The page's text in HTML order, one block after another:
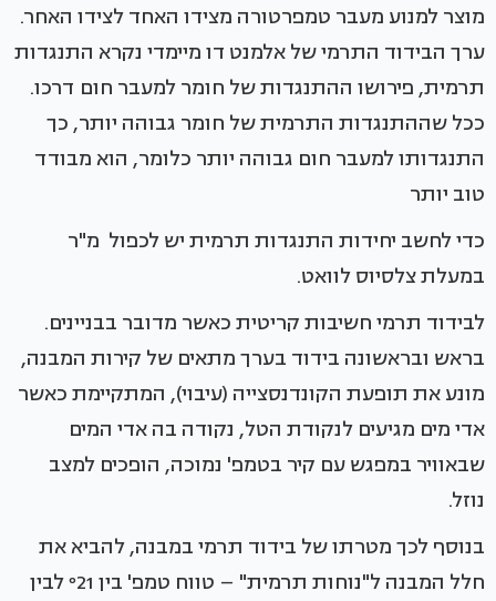
מוצר למנוע מעבר טמפרטורה מצידו האחד לצידו האחר.
ערך הבידוד התרמי של אלמנט דו מיימדי נקרא התנגדות
תרמית, פירושו ההתנגדות של חומר למעבר חום דרכו.
ככל שההתנגדות התרמית של חומר גבוהה יותר, כך
התנגדותו למעבר חום גבוהה יותר כלומר, הוא מבודד
טוב יותר
כדי לחשב יחידות התנגדות תרמית יש לכפול מ"ר
במעלת צלסיוס לוואט.
לבידוד תרמי חשיבות קריטית כאשר מדובר בבניינים.
בראש ובראשונה בידוד בערך מתאים של קירות המבנה,
מונע את תופעת הקונדנסצייה (עיבוי), המתקיימת כאשר
אדי מים מגיעים לנקודת הטל, נקודה בה אדי המים
שבאוויר במפגש עם קיר בטמפ' נמוכה, הופכים למצב
נוזל.
בנוסף לכך מטרתו של בידוד תרמי במבנה, להביא את
חלל המבנה ל"נוחות תרמית" – טווח טמפ' בין º21 לבין